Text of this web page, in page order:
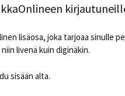
lisäosa, joka tarjoaa sinulle
livenä kuin diginäkin.
sisään alta.